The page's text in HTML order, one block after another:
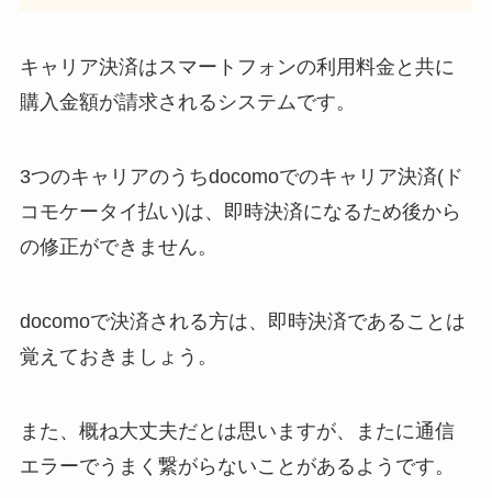
キャリア決済はスマートフォンの利用料金と共に
購入金額が請求されるシステムです。
3つのキャリアのうちdocomoでのキャリア決済(ド
コモケータイ払い)は、即時決済になるため後から
の修正ができません。
docomoで決済される方は、即時決済であることは
覚えておきましょう。
また、概ね大丈夫だとは思いますが、またに通信
エラーでうまく繋がらないことがあるようです。